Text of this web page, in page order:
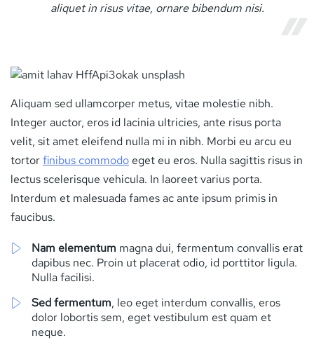
aliquet in risus vitae, ornare bibendum nisi.
Aliquam sed ullamcorper metus, vitae molestie nibh.
Integer auctor, eros id lacinia ultricies, ante risus porta
velit, sit amet eleifend nulla mi in nibh. Morbi eu arcu eu
tortorfinibus commodoeget eu eros. Nulla sagittis risus in
lectus scelerisque vehicula. In laoreet varius porta.
Interdum et malesuada fames ac ante ipsum primis in
faucibus.
Nam elementum magna dui, fermentum convallis erat
dapibus nec. Proin ut placerat odio, id porttitor ligula.
Nulla facilisi.
Sed fermentum, leo eget interdum convallis, eros
dolor lobortis sem, eget vestibulum est quam et
neque.